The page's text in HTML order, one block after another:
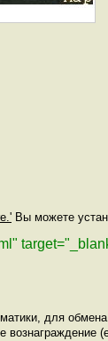
Вы можете
для